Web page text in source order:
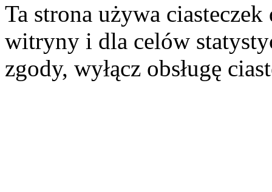
Ta strona używa
witryny i dla celów
zgody, wyłącz obsługę